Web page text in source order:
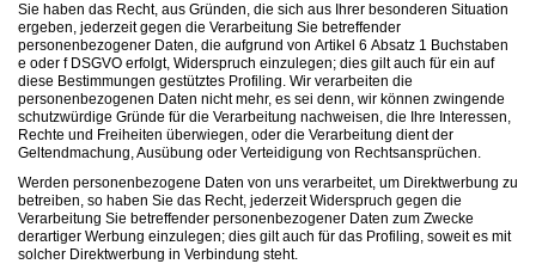
Sie haben das Recht, aus Gründen, die sich aus Ihrer besonderen Situation
ergeben, jederzeit gegen die Verarbeitung Sie betreffender
personenbezogener Daten, die aufgrund von Artikel 6 Absatz 1 Buchstaben
e oder f DSGVO erfolgt, Widerspruch einzulegen; dies gilt auch für ein auf
diese Bestimmungen gestütztes Profiling. Wir verarbeiten die
personenbezogenen Daten nicht mehr, es sei denn, wir können zwingende
schutzwürdige Gründe für die Verarbeitung nachweisen, die Ihre Interessen,
Rechte und Freiheiten überwiegen, oder die Verarbeitung dient der
Geltendmachung, Ausübung oder Verteidigung von Rechtsansprüchen.
Werden personenbezogene Daten von uns verarbeitet, um Direktwerbung zu
betreiben, so haben Sie das Recht, jederzeit Widerspruch gegen die
Verarbeitung Sie betreffender personenbezogener Daten zum Zwecke
derartiger Werbung einzulegen; dies gilt auch für das Profiling, soweit es mit
solcher Direktwerbung in Verbindung steht.